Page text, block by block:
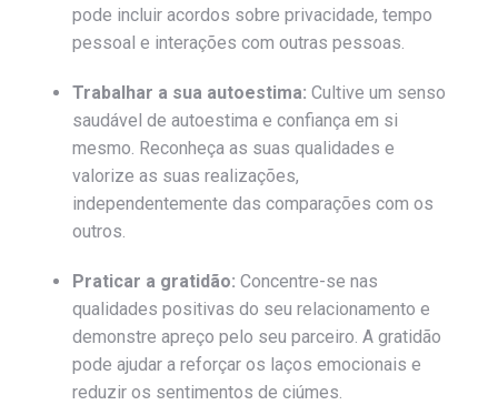
pode incluir acordos sobre privacidade, tempo
pessoal e interações com outras pessoas.
Trabalhar a sua autoestima: Cultive um senso
saudável de autoestima e confiança em si
mesmo. Reconheça as suas qualidades e
valorize as suas realizações,
independentemente das comparações com os
outros.
Praticar a gratidão: Concentre-se nas
qualidades positivas do seu relacionamento e
demonstre apreço pelo seu parceiro. A gratidão
pode ajudar a reforçar os laços emocionais e
reduzir os sentimentos de ciúmes.